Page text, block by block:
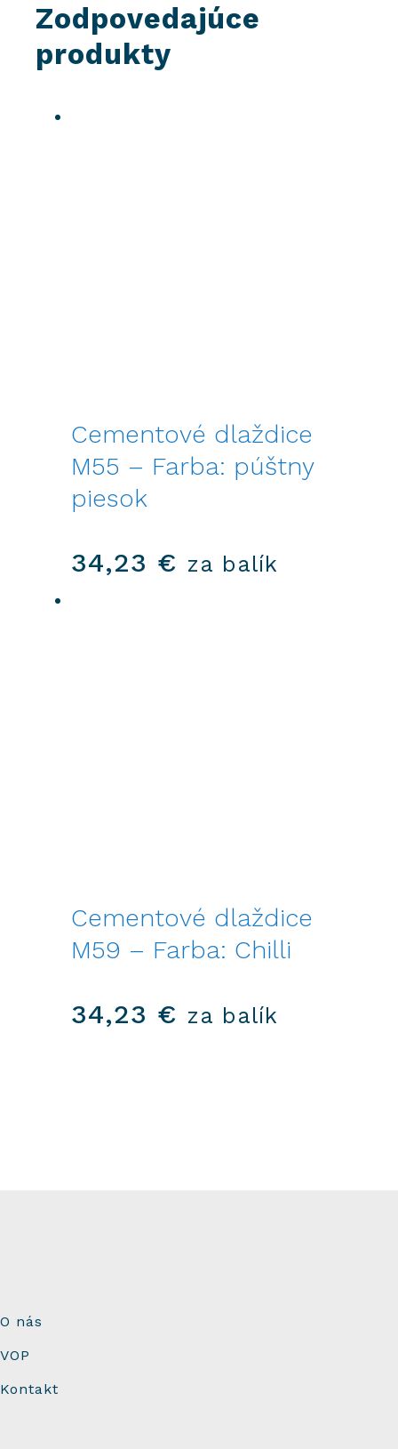
Zodpovedajúce
produkty
Cementové dlaždice
M55 – Farba: púštny
piesok
34,23 € za balík
Cementové dlaždice
M59 – Farba: Chilli
34,23 € za balík
O nás
VOP
Kontakt